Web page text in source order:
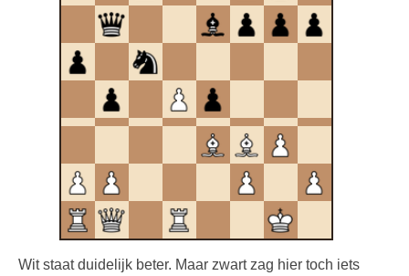
Wit staat duidelijk beter. Maar zwart zag hier toch iets